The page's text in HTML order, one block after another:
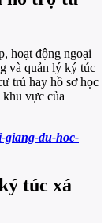
hoạt động ngoại
và quản lý ký túc
trú hay hồ sơ học
khu vực của
giang-du-hoc-
túc xá